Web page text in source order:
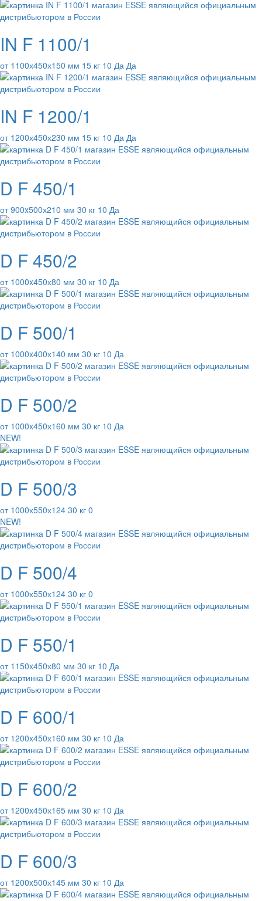
IN F 1100/1
от 1100х450х150 мм 15 кг 10 Да Да
IN F 1200/1
от 1200х450х230 мм 15 кг 10 Да Да
D F 450/1
от 900x500х210 мм 30 кг 10 Да
D F 450/2
от 1000x450х80 мм 30 кг 10 Да
D F 500/1
от 1000x400х140 мм 30 кг 10 Да
D F 500/2
от 1000x450х160 мм 30 кг 10 Да
NEW!
D F 500/3
от 1000х550х124 30 кг 0
NEW!
D F 500/4
от 1000х550х124 30 кг 0
D F 550/1
от 1150x450х80 мм 30 кг 10 Да
D F 600/1
от 1200x450х160 мм 30 кг 10 Да
D F 600/2
от 1200x450х165 мм 30 кг 10 Да
D F 600/3
от 1200x500х145 мм 30 кг 10 Да